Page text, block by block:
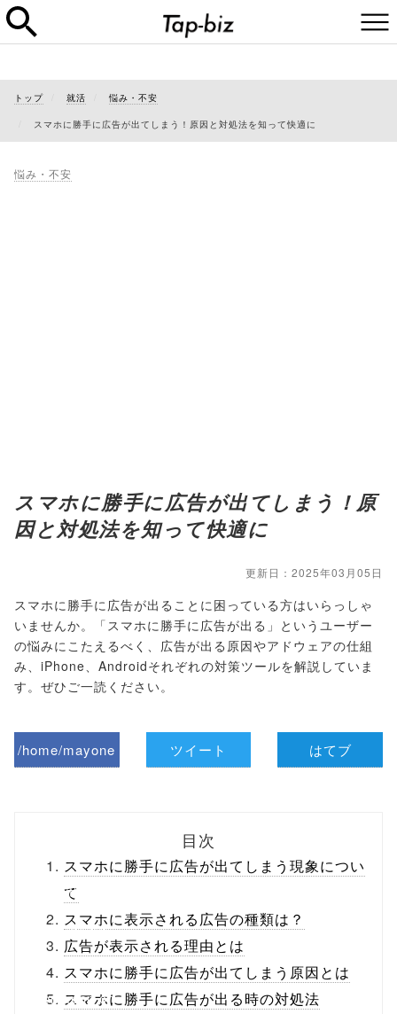
トップ 就活 悩み・不安
スマホに勝手に広告が出てしまう！原因と対処法を知って快適に
悩み・不安
スマホに勝手に広告が出てしまう！原
因と対処法を知って快適に
更新日：2025年03月05日
スマホに勝手に広告が出ることに困っている方はいらっしゃ
いませんか。「スマホに勝手に広告が出る」というユーザー
の悩みにこたえるべく、広告が出る原因やアドウェアの仕組
み、iPhone、Androidそれぞれの対策ツールを解説していま
す。ぜひご一読ください。
/home/mayone
content/themes
/tapbiz_theme/
parts/sns-
buttons.php on
ツイート はてブ
目次
スマホに勝手に広告が出てしまう現象につい
て
スマホに表示される広告の種類は？
広告が表示される理由とは
スマホに勝手に広告が出てしまう原因とは
スマホに勝手に広告が出る時の対処法